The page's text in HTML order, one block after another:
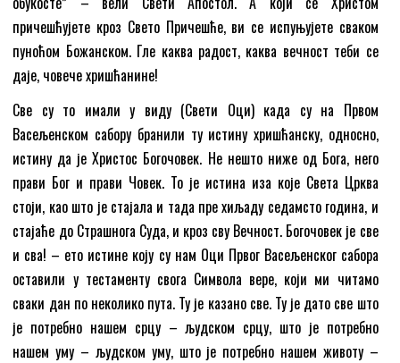
причешћујете кроз Свето Причешће, ви се испуњујете сваком
пуноћом Божанском. Гле каква радост, каква вечност теби се
даје, човече хришћанине!
Све су то имали у виду (Свети Оци) када су на Првом
Васељенском сабору бранили ту истину хришћанску, односно,
истину да је Христос Богочовек. Не нешто ниже од Бога, него
прави Бог и прави Човек. То је истина иза које Света Црква
стоји, као што је стајала и тада пре хиљаду седамсто година, и
стајаће до Страшнога Суда, и кроз сву Вечност. Богочовек је све
и сва! – ето истине коју су нам Оци Првог Васељенског сабора
оставили у тестаменту свога Символа вере, који ми читамо
сваки дан по неколико пута. Ту је казано све. Ту је дато све што
је потребно нашем срцу – људском срцу, што је потребно
нашем уму – људском уму, што је потребно нашем животу –